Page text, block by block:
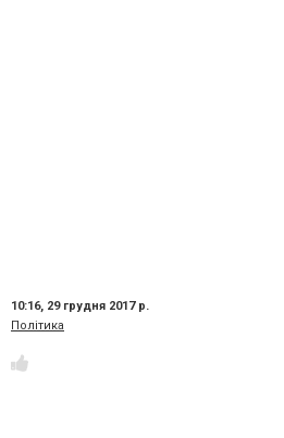
10:16, 29 грудня 2017 р.
Політика